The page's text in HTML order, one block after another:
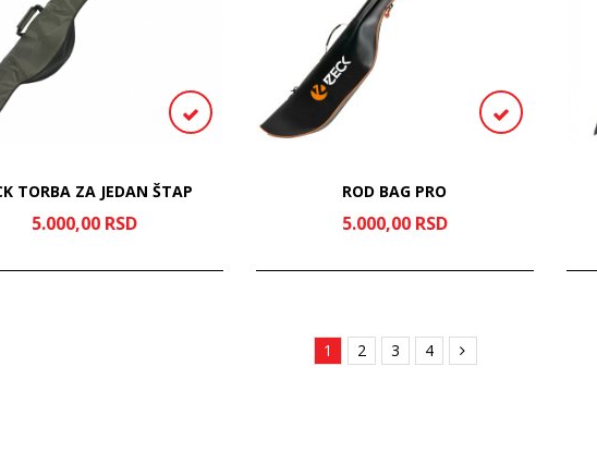
TORBA ZA JEDAN ŠTAP
5.000,00 RSD
ROD BAG PRO
5.000,00 RSD
1 2 3 4